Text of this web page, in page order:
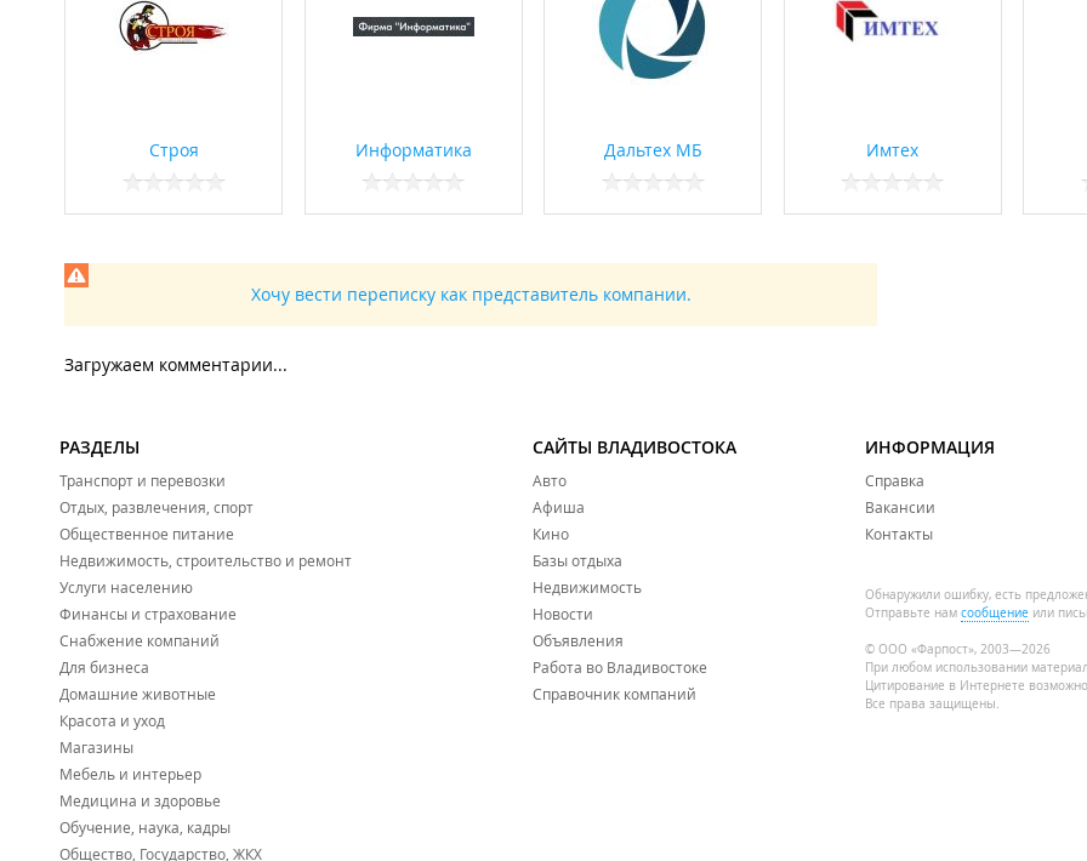
Строя Информатика Дальтех МБ Имтех
Хочу вести переписку как представитель компании.
Загружаем комментарии...
РАЗДЕЛЫ
Транспорт и перевозки
Отдых, развлечения, спорт
Общественное питание
Недвижимость, строительство и ремонт
Услуги населению
Финансы и страхование
Снабжение компаний
Для бизнеса
Домашние животные
Красота и уход
Магазины
Мебель и интерьер
Медицина и здоровье
Обучение, наука, кадры
Общество, Государство, ЖКХ
САЙТЫ ВЛАДИВОСТОКА
Авто
Афиша
Кино
Базы отдыха
Недвижимость
Новости
Объявления
Работа во Владивостоке
Справочник компаний
ИНФОРМАЦИЯ
Справка
Вакансии
Контакты
Обнаружили ошибку, есть
Отправьте нам сообщение или
© ООО «Фарпост», 2003—2026
При любом использовании
Цитирование в Интернете
Все права защищены.